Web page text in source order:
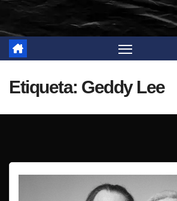
Etiqueta: Geddy Lee